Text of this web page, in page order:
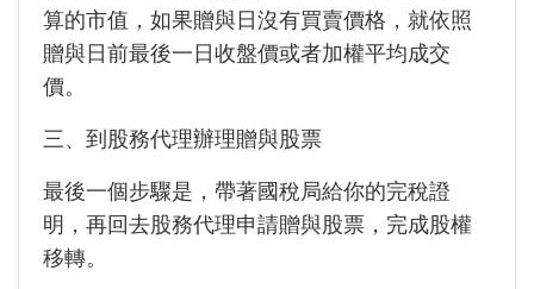
算的市值，如果贈與日沒有買賣價格，就依照
贈與日前最後一日收盤價或者加權平均成交
價。
三、到股務代理辦理贈與股票
最後一個步驟是，帶著國稅局給你的完稅證
明，再回去股務代理申請贈與股票，完成股權
移轉。